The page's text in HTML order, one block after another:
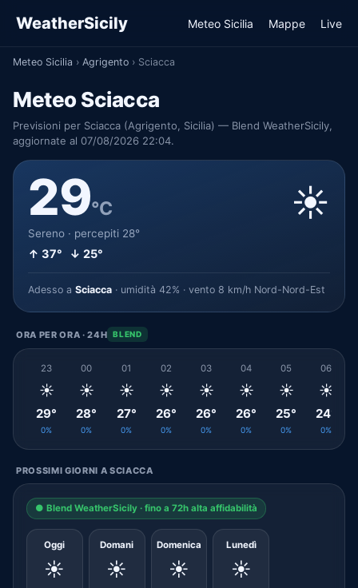
WeatherSicily Meteo Sicilia Mappe Live
Meteo Sicilia › Agrigento › Sciacca
Meteo Sciacca
Previsioni per Sciacca (Agrigento, Sicilia) — Blend WeatherSicily,
aggiornate al 07/08/2026 22:04.
29°C
Sereno · percepiti 28°
↑ 37° ↓ 25°
☀️
Adesso a Sciacca · umidità 42% · vento 8 km/h Nord-Nord-Est
ORA PER ORA · 24H BLEND
23
☀️
29°
0%
00
☀️
28°
0%
01
☀️
27°
0%
02
☀️
26°
0%
03
☀️
26°
0%
04
☀️
26°
0%
05
☀️
25°
0%
06
☀️
24°
0%
PROSSIMI GIORNI A SCIACCA
● Blend WeatherSicily · fino a 72h alta affidabilità
Oggi
☀️
Domani
☀️
Domenica
☀️
Lunedì
☀️